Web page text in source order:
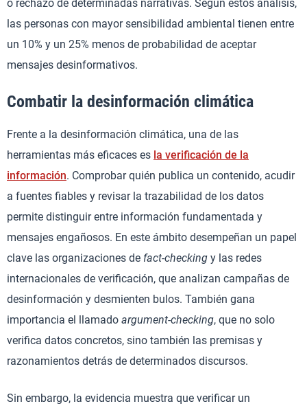
o rechazo de determinadas narrativas. Según estos análisis,
las personas con mayor sensibilidad ambiental tienen entre
un 10% y un 25% menos de probabilidad de aceptar
mensajes desinformativos.
Combatir la desinformación climática
Frente a la desinformación climática, una de las
herramientas más eficaces es la verificación de la
información. Comprobar quién publica un contenido, acudir
a fuentes fiables y revisar la trazabilidad de los datos
permite distinguir entre información fundamentada y
mensajes engañosos. En este ámbito desempeñan un papel
clave las organizaciones de fact-checking y las redes
internacionales de verificación, que analizan campañas de
desinformación y desmienten bulos. También gana
importancia el llamado argument-checking, que no solo
verifica datos concretos, sino también las premisas y
razonamientos detrás de determinados discursos.
Sin embargo, la evidencia muestra que verificar un